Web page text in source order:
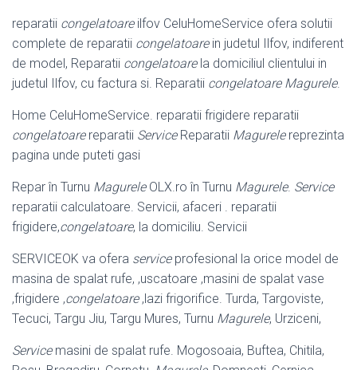
reparatii congelatoareilfov CeluHomeService ofera solutii
complete de reparatii congelatoarein judetul Ilfov, indiferent
de model, Reparatii congelatoarela domiciliul clientului in
judetul Ilfov, cu factura si. Reparatii congelatoare Magurele.
Home CeluHomeService. reparatii frigidere reparatii
congelatoarereparatii ServiceReparatii Magurelereprezinta
pagina unde puteti gasi
Repar în Turnu MagureleOLX.ro în Turnu Magurele. Service
reparatii calculatoare. Servicii, afaceri . reparatii
frigidere,congelatoare, la domiciliu. Servicii
SERVICEOK va ofera serviceprofesional la orice model de
masina de spalat rufe, ,uscatoare ,masini de spalat vase
,frigidere ,congelatoare,lazi frigorifice. Turda, Targoviste,
Tecuci, Targu Jiu, Targu Mures, Turnu Magurele, Urziceni,
Servicemasini de spalat rufe. Mogosoaia, Buftea, Chitila,